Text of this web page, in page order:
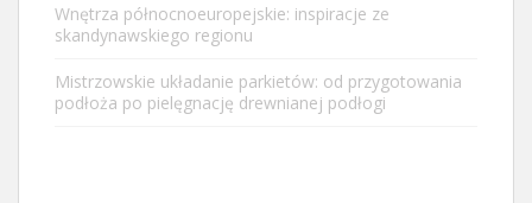
Wnętrza północnoeuropejskie: inspiracje ze
skandynawskiego regionu
Mistrzowskie układanie parkietów: od przygotowania
podłoża po pielęgnację drewnianej podłogi